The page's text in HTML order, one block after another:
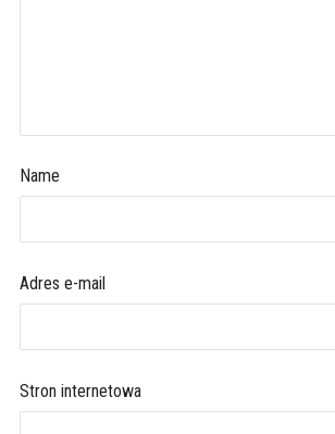
Name
Adres e-mail
Stron internetowa